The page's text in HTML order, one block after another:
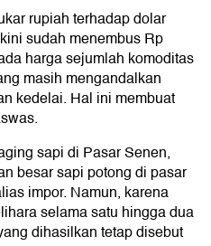
rupiah terhadap dolar
sudah menembus Rp
harga sejumlah komoditas
masih mengandalkan
kedelai. Hal ini membuat
sapi di Pasar Senen,
besar sapi potong di pasar
impor. Namun, karena
selama satu hingga dua
dihasilkan tetap disebut